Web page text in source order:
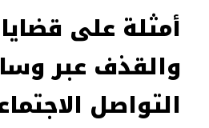
أمثلة على
والقذف عبر
التواصل